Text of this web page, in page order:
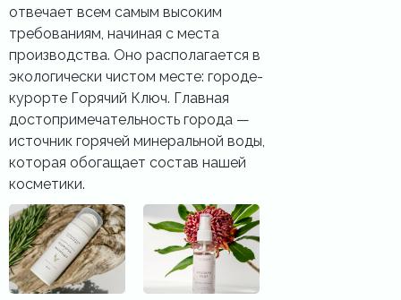
отвечает всем самым высоким
требованиям, начиная с места
производства. Оно располагается в
экологически чистом месте: городе-
курорте Горячий Ключ. Главная
достопримечательность города —
источник горячей минеральной воды,
которая обогащает состав нашей
косметики.